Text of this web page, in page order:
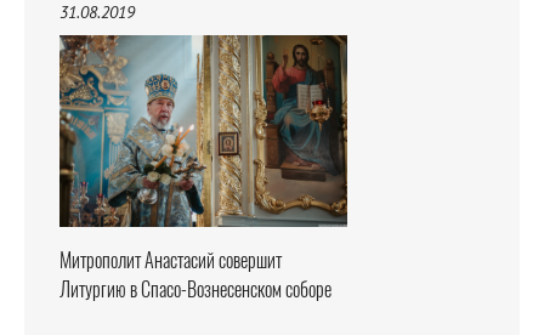
31.08.2019
Митрополит Анастасий совершит
Литургию в Спасо-Вознесенском соборе